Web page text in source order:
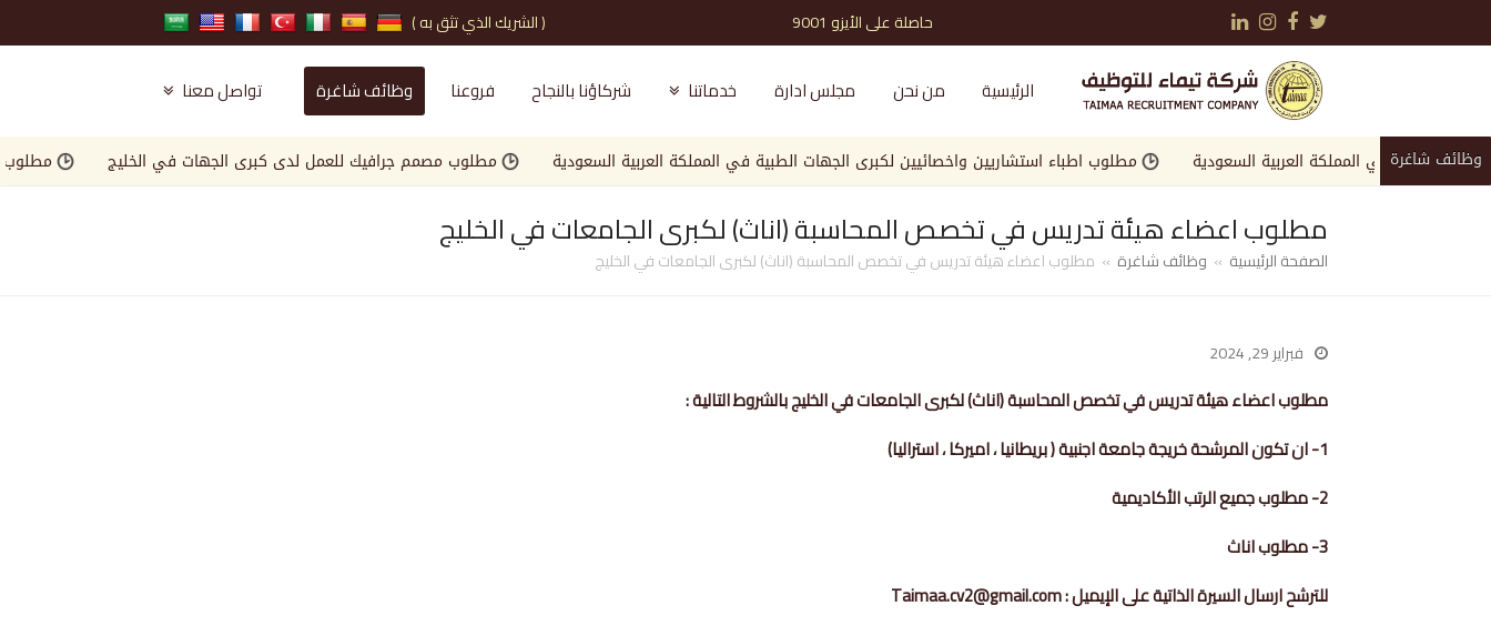
Twitter
Facebook
Instagram حاصلة على الأيزو 9001 ( الشريك الذي تثق به )
الرئيسية من نحن مجلس ادارة خدماتنا شركاؤنا بالنجاح فروعنا وظائف شاغرة تواصل معنا
وظائف شاغرةفي المملكة العربية السعودية مطلوب اطباء استشاريين واخصائيين لكبرى الجهات الطبية في المملكة العربية السعودية مطلوب مصمم جرافيك للعمل لدى كبرى الجهات في الخليج مطلوب Landscape Engineer للعمل لدى كبرى الجهات في الخليج
مطلوب اعضاء هيئة تدريس في تخصص المحاسبة (اناث) لكبرى الجامعات في الخليج
الصفحة الرئيسية » وظائف شاغرة » مطلوب اعضاء هيئة تدريس في تخصص المحاسبة (اناث) لكبرى الجامعات في الخليج
فبراير 29, 2024
مطلوب اعضاء هيئة تدريس في تخصص المحاسبة (اناث) لكبرى الجامعات في الخليج بالشروط التالية :
1- ان تكون المرشحة خريجة جامعة اجنبية ( بريطانيا ، اميركا ، استراليا)
2- مطلوب جميع الرتب الأكاديمية
3- مطلوب اناث
للترشح ارسال السيرة الذاتية على الإيميل : Taimaa.cv2@gmail.com